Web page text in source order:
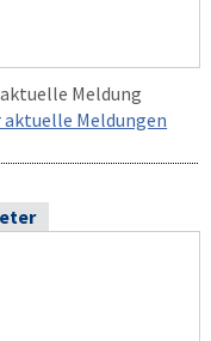
Meldung
Meldungen